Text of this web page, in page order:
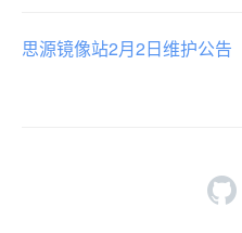
思源镜像站2月2日维护公告